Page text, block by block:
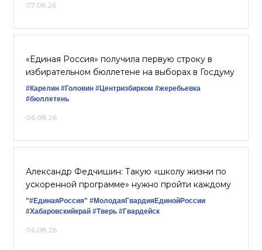
07.08.26
«Единая Россия» получила первую строку в
избирательном бюллетене на выборах в Госдуму
#Карелин #Головин #Центризбирком #жеребьевка
#бюллетень
06.08.26
Александр Федчишин: Такую «школу жизни по
ускоренной программе» нужно пройти каждому
"#ЕдинаяРоссия" #МолодаяГвардияЕдинойРоссии
#Хабаровскийкрай #Тверь #Гвардейск
06.08.26